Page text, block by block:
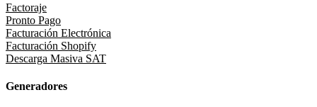
Factoraje
Pronto Pago
Facturación Electrónica
Facturación Shopify
Descarga Masiva SAT
Generadores